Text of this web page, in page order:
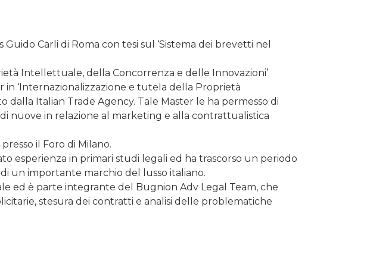
Carli di Roma con tesi sul ‘Sistema dei brevetti nel
Intellettuale, della Concorrenza e delle Innovazioni’
in ‘Internazionalizzazione e tutela della Proprietà
dalla Italian Trade Agency. Tale Master le ha permesso di
nuove in relazione al marketing e alla contrattualistica
il Foro di Milano.
esperienza in primari studi legali ed ha trascorso un periodo
un importante marchio del lusso italiano.
ed è parte integrante del Bugnion Adv Legal Team, che
stesura dei contratti e analisi delle problematiche